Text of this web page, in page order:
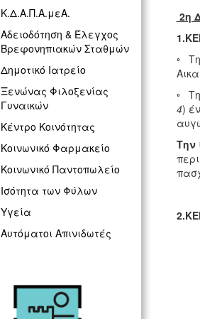
Κ.Δ.Α.Π.Α.μεΑ.
Αδειοδότηση & Έλεγχος
Βρεφονηπιακών Σταθμών
Δημοτικό Ιατρείο
Ξενώνας Φιλοξενίας
Γυναικών
Κέντρο Κοινότητας
Κοινωνικό Φαρμακείο
Κοινωνικό Παντοπωλείο
Ισότητα των Φύλων
Υγεία
Αυτόματοι Απινιδωτές
2η
◦
◦
4)
Την